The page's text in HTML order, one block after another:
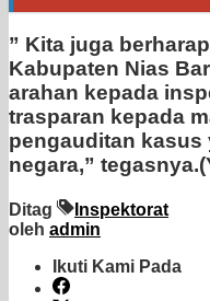
” Kita juga
Kabupaten Nias
arahan kepada
trasparan kepada
pengauditan kasus
negara,”
Ditag
Inspektorat
oleh admin
Ikuti Kami Pada